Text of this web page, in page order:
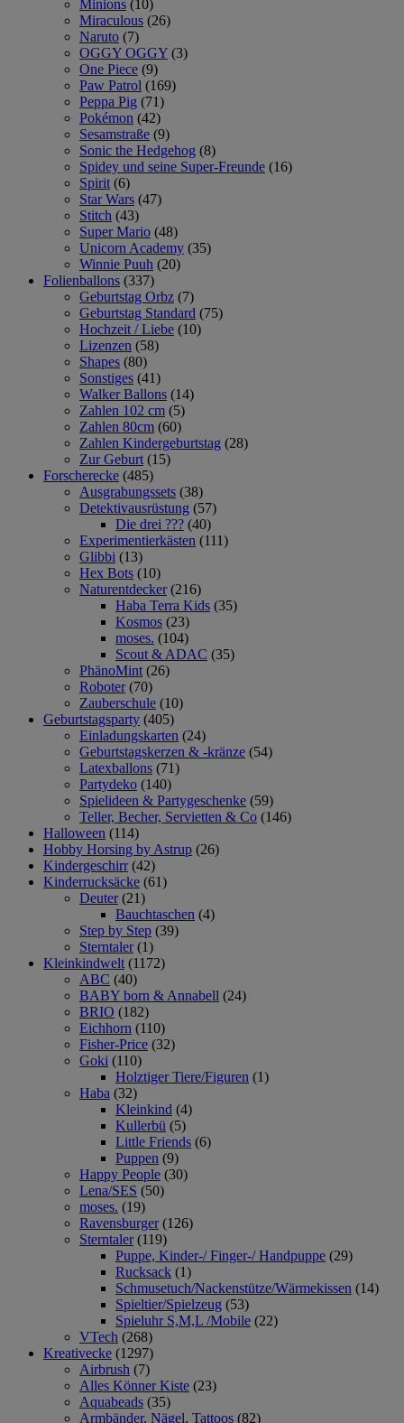
Minions (10)
Miraculous (26)
Naruto (7)
OGGY OGGY (3)
One Piece (9)
Paw Patrol (169)
Peppa Pig (71)
Pokémon (42)
Sesamstraße (9)
Sonic the Hedgehog (8)
Spidey und seine Super-Freunde (16)
Spirit (6)
Star Wars (47)
Stitch (43)
Super Mario (48)
Unicorn Academy (35)
Winnie Puuh (20)
Folienballons (337)
Geburtstag Orbz (7)
Geburtstag Standard (75)
Hochzeit / Liebe (10)
Lizenzen (58)
Shapes (80)
Sonstiges (41)
Walker Ballons (14)
Zahlen 102 cm (5)
Zahlen 80cm (60)
Zahlen Kindergeburtstag (28)
Zur Geburt (15)
Forscherecke (485)
Ausgrabungssets (38)
Detektivausrüstung (57)
Die drei ??? (40)
Experimentierkästen (111)
Glibbi (13)
Hex Bots (10)
Naturentdecker (216)
Haba Terra Kids (35)
Kosmos (23)
moses. (104)
Scout & ADAC (35)
PhänoMint (26)
Roboter (70)
Zauberschule (10)
Geburtstagsparty (405)
Einladungskarten (24)
Geburtstagskerzen & -kränze (54)
Latexballons (71)
Partydeko (140)
Spielideen & Partygeschenke (59)
Teller, Becher, Servietten & Co (146)
Halloween (114)
Hobby Horsing by Astrup (26)
Kindergeschirr (42)
Kinderrucksäcke (61)
Deuter (21)
Bauchtaschen (4)
Step by Step (39)
Sterntaler (1)
Kleinkindwelt (1172)
ABC (40)
BABY born & Annabell (24)
BRIO (182)
Eichhorn (110)
Fisher-Price (32)
Goki (110)
Holztiger Tiere/Figuren (1)
Haba (32)
Kleinkind (4)
Kullerbü (5)
Little Friends (6)
Puppen (9)
Happy People (30)
Lena/SES (50)
moses. (19)
Ravensburger (126)
Sterntaler (119)
Puppe, Kinder-/ Finger-/ Handpuppe (29)
Rucksack (1)
Schmusetuch/Nackenstütze/Wärmekissen (14)
Spieltier/Spielzeug (53)
Spieluhr S,M,L /Mobile (22)
VTech (268)
Kreativecke (1297)
Airbrush (7)
Alles Könner Kiste (23)
Aquabeads (35)
Armbänder, Nägel, Tattoos (82)